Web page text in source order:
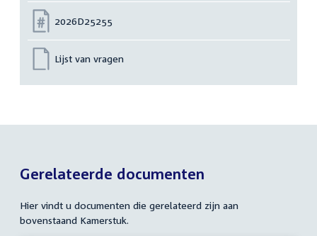
Nummer:
2026D25255
Lijst van vragen
Gerelateerde documenten
Hier vindt u documenten die gerelateerd zijn aan
bovenstaand Kamerstuk.